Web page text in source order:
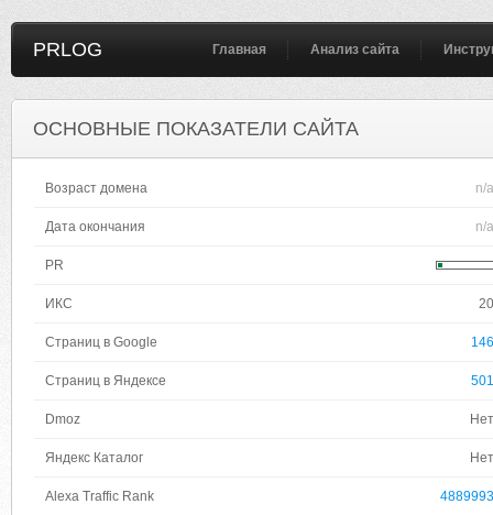
PRLOG Главная Анализ сайта
ОСНОВНЫЕ ПОКАЗАТЕЛИ САЙТА
Возраст домена n/a
Дата окончания n/a
PR
ИКС 20
Страниц в Google 146
Страниц в Яндексе 501
Dmoz Нет
Яндекс Каталог Нет
Alexa Traffic Rank 4889993